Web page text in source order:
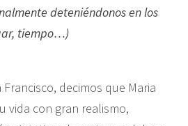
deteniéndonos en los
tiempo…)
decimos que Maria
vida con gran realismo,